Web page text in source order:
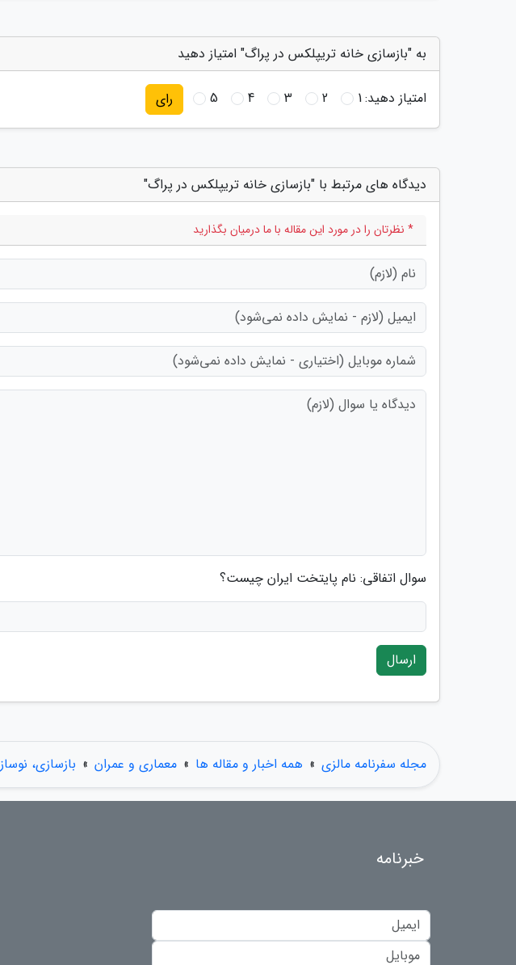
به "بازسازی خانه تریپلکس در پراگ" امتیاز دهید
امتیاز دهید:1
2
3
4
5 رای
دیدگاه های مرتبط با "بازسازی خانه تریپلکس در پراگ"
* نظرتان را در مورد این مقاله با ما درمیان بگذارید
سوال اتفاقی: نام پایتخت ایران چیست؟
ارسال
مجله سفرنامه مالزی » همه اخبار و مقاله ها » معماری و عمران » بازسازی،
خبرنامه